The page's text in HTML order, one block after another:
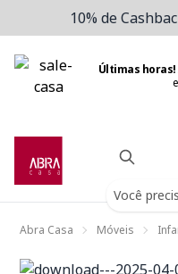
10% de
Últimas horas!
Você
Abra Casa Móveis